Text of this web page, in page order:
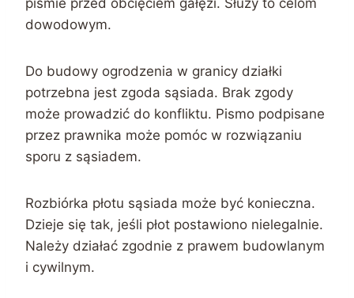
dowodowym.
Do budowy ogrodzenia w granicy działki
potrzebna jest zgoda sąsiada. Brak zgody
może prowadzić do konfliktu. Pismo podpisane
przez prawnika może pomóc w rozwiązaniu
sporu z sąsiadem.
Rozbiórka płotu sąsiada może być konieczna.
Dzieje się tak, jeśli płot postawiono nielegalnie.
Należy działać zgodnie z prawem budowlanym
i cywilnym.